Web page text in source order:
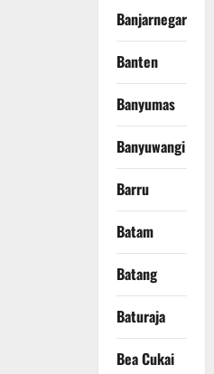
Banjarnegara
Banten
Banyumas
Banyuwangi
Barru
Batam
Batang
Baturaja
Bea Cukai